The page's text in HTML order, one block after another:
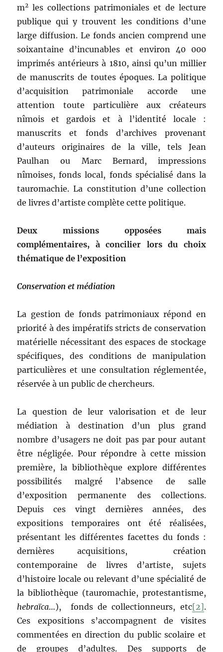
m2 les collections patrimoniales et de lecture
publique qui y trouvent les conditions d’une
large diffusion. Le fonds ancien comprend une
soixantaine d’incunables et environ 40 000
imprimés antérieurs à 1810, ainsi qu’un millier
de manuscrits de toutes époques. La politique
d’acquisition patrimoniale accorde une
attention toute particulière aux créateurs
nîmois et gardois et à l’identité locale :
manuscrits et fonds d’archives provenant
d’auteurs originaires de la ville, tels Jean
Paulhan ou Marc Bernard, impressions
nîmoises, fonds local, fonds spécialisé dans la
tauromachie. La constitution d’une collection
de livres d’artiste complète cette politique.
Deux missions opposées mais
complémentaires, à concilier lors du choix
thématique de l’exposition
Conservation et médiation
La gestion de fonds patrimoniaux répond en
priorité à des impératifs stricts de conservation
matérielle nécessitant des espaces de stockage
spécifiques, des conditions de manipulation
particulières et une consultation réglementée,
réservée à un public de chercheurs.
La question de leur valorisation et de leur
médiation à destination d’un plus grand
nombre d’usagers ne doit pas par pour autant
être négligée. Pour répondre à cette mission
première, la bibliothèque explore différentes
possibilités malgré l’absence de salle
d’exposition permanente des collections.
Depuis ces vingt dernières années, des
expositions temporaires ont été réalisées,
présentant les différentes facettes du fonds :
dernières acquisitions, création
contemporaine de livres d’artiste, sujets
d’histoire locale ou relevant d’une spécialité de
la bibliothèque (tauromachie, protestantisme,
hebraïca…), fonds de collectionneurs, etc[2].
Ces expositions s’accompagnent de visites
commentées en direction du public scolaire et
de groupes d’adultes. Des supports de